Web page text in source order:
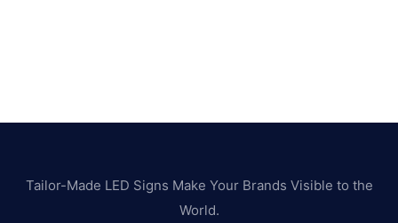
Tailor-Made LED Signs Make Your Brands Visible to the
World.